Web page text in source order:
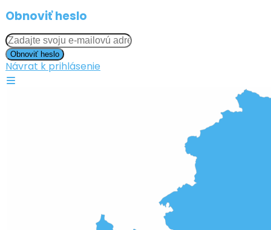
Obnoviť heslo
Obnoviť heslo
Návrat k prihlásenie